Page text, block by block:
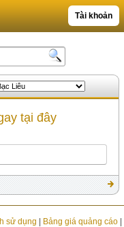
Tài khoản
nhất
tại đây
sử dụng Bảng giá quảng cáo|